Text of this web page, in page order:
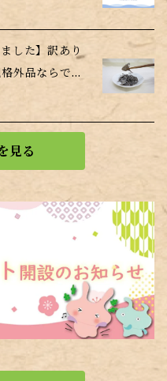
した】訳あり
外品ならでは
見る